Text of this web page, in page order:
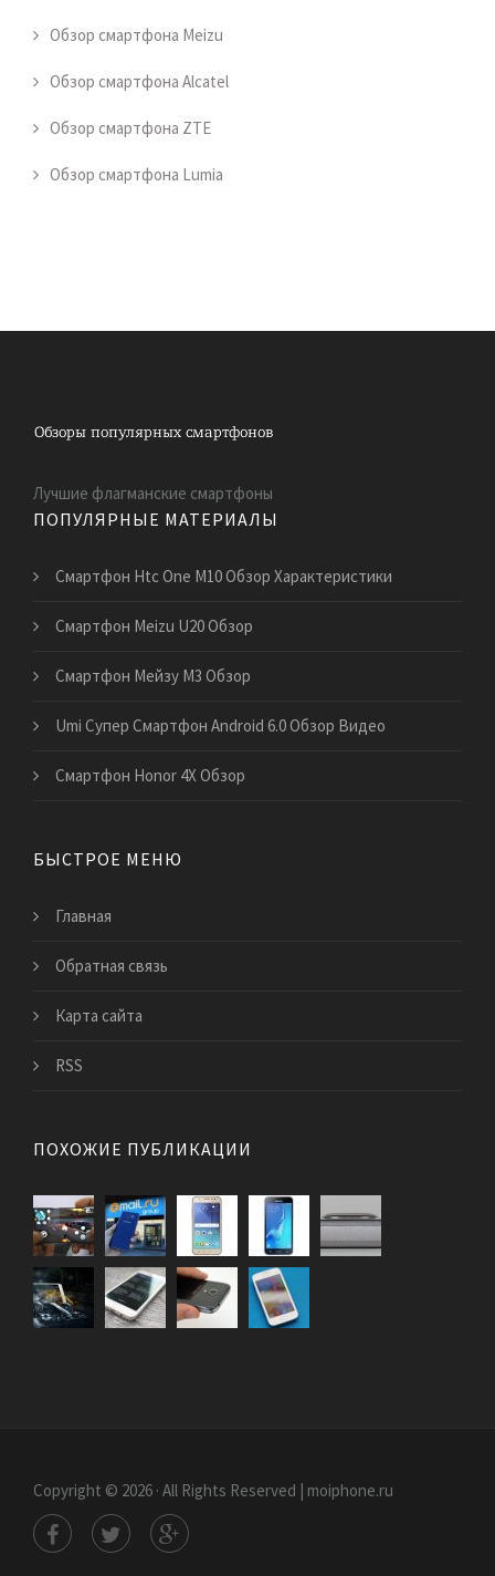
Обзор смартфона Meizu
Обзор смартфона Alcatel
Обзор смартфона ZTE
Обзор смартфона Lumia
Лучшие флагманские смартфоны
ПОПУЛЯРНЫЕ МАТЕРИАЛЫ
Смартфон Htc One M10 Обзор Характеристики
Смартфон Meizu U20 Обзор
Смартфон Мейзу М3 Обзор
Umi Супер Смартфон Android 6.0 Обзор Видео
Смартфон Honor 4X Обзор
БЫСТРОЕ МЕНЮ
Главная
Обратная связь
Карта сайта
RSS
ПОХОЖИЕ ПУБЛИКАЦИИ
Copyright © 2026 · All Rights Reserved | moiphone.ru